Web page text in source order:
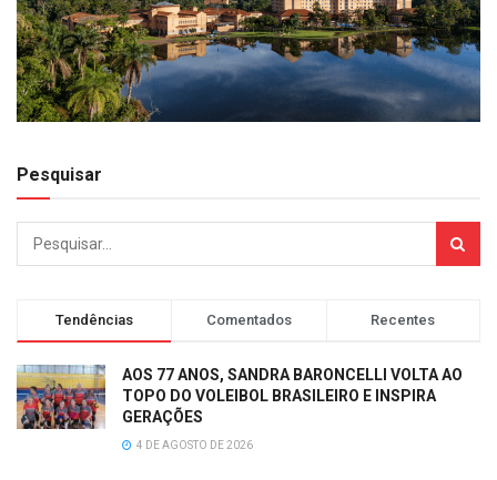
Pesquisar
Tendências Comentados Recentes
AOS 77 ANOS, SANDRA BARONCELLI VOLTA AO
TOPO DO VOLEIBOL BRASILEIRO E INSPIRA
GERAÇÕES
4 DE AGOSTO DE 2026